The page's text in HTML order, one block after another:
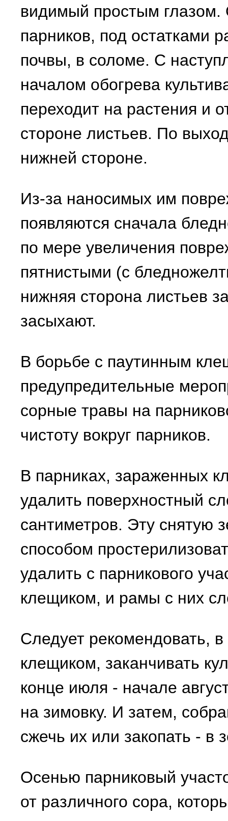
видимый простым
парников, под остатками
почвы, в соломе. С
началом обогрева
переходит на растения и
стороне листьев. По
нижней стороне.
Из-за наносимых им
появляются сначала
по мере увеличения
пятнистыми (с
нижняя сторона листьев
засыхают.
В борьбе с паутинным
предупредительные
сорные травы на
чистоту вокруг парников.
В парниках, зараженных
удалить поверхностный
сантиметров. Эту
способом
удалить с парникового
клещиком, и рамы с них
Следует рекомендовать,
клещиком, заканчивать
конце июля - начале
на зимовку. И затем,
сжечь их или закопать - в
Осенью парниковый
от различного сора,